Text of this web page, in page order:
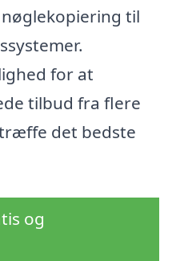
til
for at
tilbud fra flere
det bedste
og